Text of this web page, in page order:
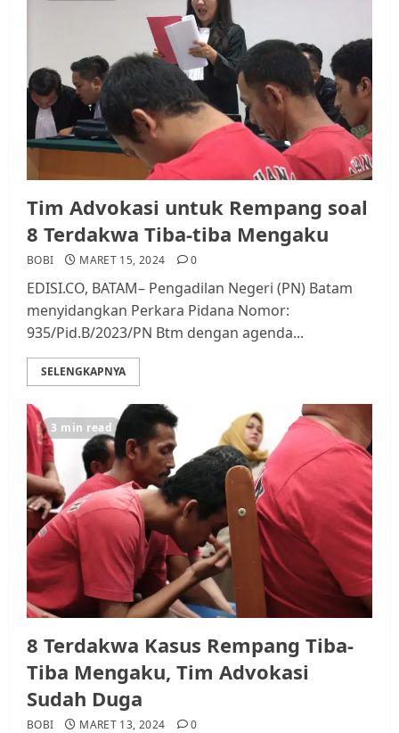
Tim Advokasi untuk Rempang soal
8 Terdakwa Tiba-tiba Mengaku
BOBI MARET 15, 2024 0
EDISI.CO, BATAM– Pengadilan Negeri (PN) Batam
menyidangkan Perkara Pidana Nomor:
935/Pid.B/2023/PN Btm dengan agenda...
SELENGKAPNYA
3 min read
8 Terdakwa Kasus Rempang Tiba-
Tiba Mengaku, Tim Advokasi
Sudah Duga
BOBI MARET 13, 2024 0